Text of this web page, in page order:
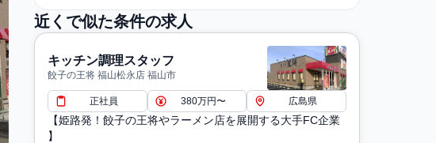
近くで似た条件の求人
キッチン調理スタッフ
餃子の王将 福山松永店 福山市
正社員 380万円〜 広島県
【姫路発！餃子の王将やラーメン店を展開する大手FC企業
】